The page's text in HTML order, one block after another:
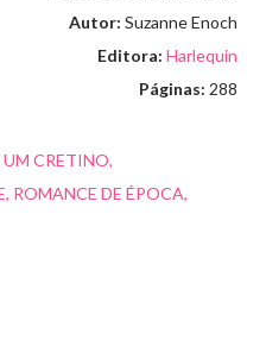
Autor: Suzanne Enoch
Editora: Harlequin
Páginas: 288
CRETINO
ROMANCE DE ÉPOCA